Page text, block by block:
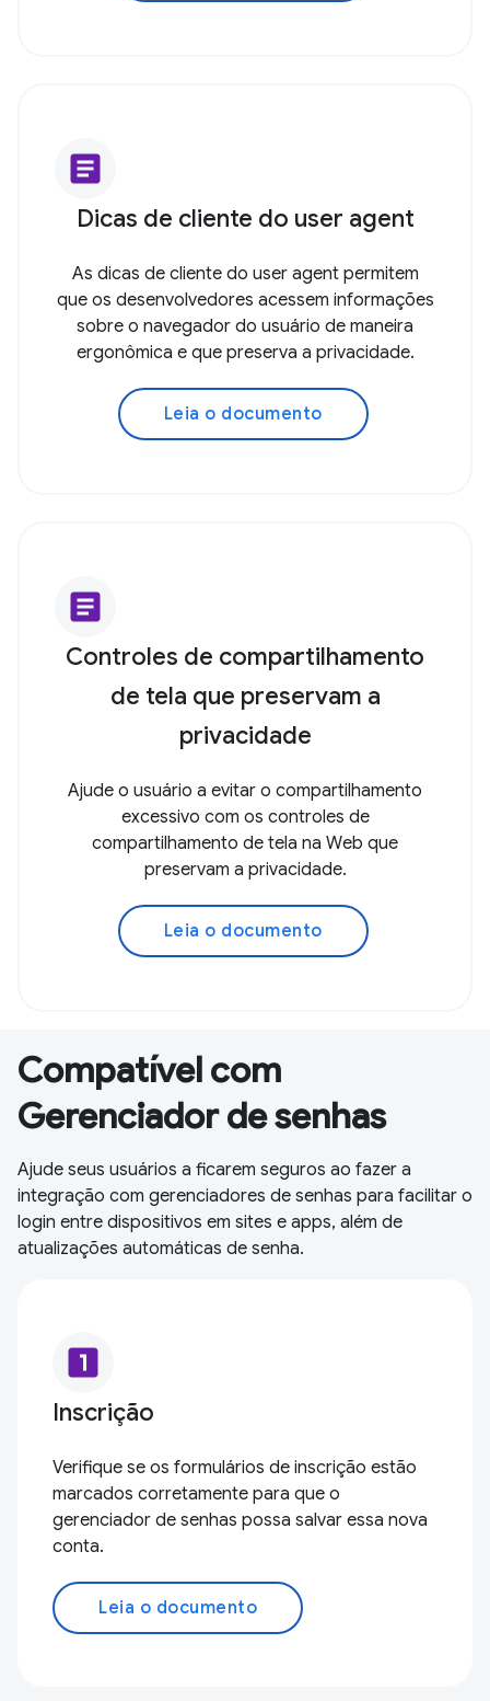
article
Dicas de cliente do user agent
As dicas de cliente do user agent permitem
que os desenvolvedores acessem informações
sobre o navegador do usuário de maneira
ergonômica e que preserva a privacidade.
Leia o documento
article
Controles de compartilhamento
de tela que preservam a
privacidade
Ajude o usuário a evitar o compartilhamento
excessivo com os controles de
compartilhamento de tela na Web que
preservam a privacidade.
Leia o documento
Compatível com
Gerenciador de senhas
Ajude seus usuários a ficarem seguros ao fazer a
integração com gerenciadores de senhas para facilitar o
login entre dispositivos em sites e apps, além de
atualizações automáticas de senha.
looks_one
Inscrição
Verifique se os formulários de inscrição estão
marcados corretamente para que o
gerenciador de senhas possa salvar essa nova
conta.
Leia o documento